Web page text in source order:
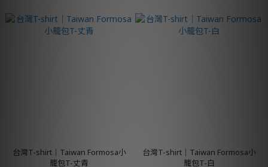
台灣T-shirt│Taiwan Formosa小
籠包T-丈青
台灣T-shirt│Taiwan Formosa小
籠包T-白